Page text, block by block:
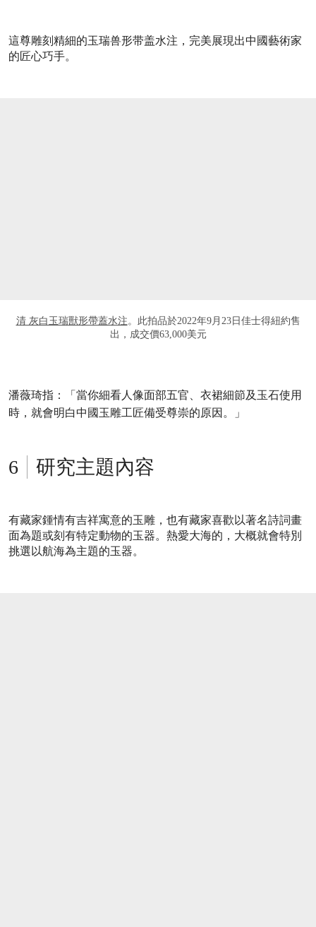
這尊雕刻精細的玉瑞兽形带盖水注，完美展現出中國藝術家
的匠心巧手。
清 灰白玉瑞獸形帶蓋水注。此拍品於2022年9月23日佳士得紐約售
出，成交價63,000美元
潘薇琦指：「當你細看人像面部五官、衣裙細節及玉石使用
時，就會明白中國玉雕工匠備受尊崇的原因。」
研究主題內容
有藏家鍾情有吉祥寓意的玉雕，也有藏家喜歡以著名詩詞畫
面為題或刻有特定動物的玉器。熱愛大海的，大概就會特別
挑選以航海為主題的玉器。